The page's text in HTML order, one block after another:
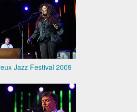
Jazz Festival 2009